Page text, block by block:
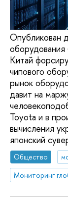
Опубликован
Китай
чипового
рынок
давит на
Toyota и в
вычисления
японский
Общество
Мониторинг